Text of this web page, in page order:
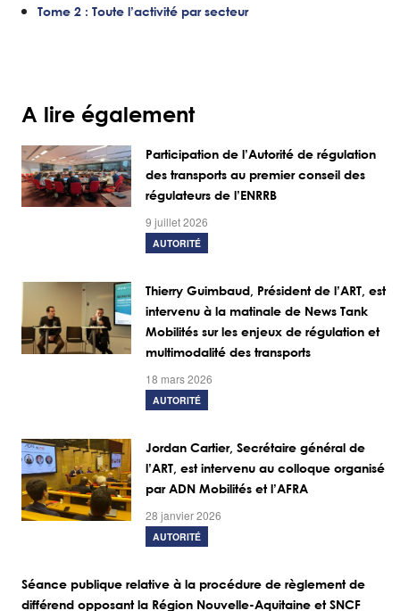
Tome 2 : Toute l’activité par secteur
A lire également
Participation de l’Autorité de régulation
des transports au premier conseil des
régulateurs de l’ENRRB
9 juillet 2026
AUTORITÉ
Thierry Guimbaud, Président de l’ART, est
intervenu à la matinale de News Tank
Mobilités sur les enjeux de régulation et
multimodalité des transports
18 mars 2026
AUTORITÉ
Jordan Cartier, Secrétaire général de
l’ART, est intervenu au colloque organisé
par ADN Mobilités et l’AFRA
28 janvier 2026
AUTORITÉ
Séance publique relative à la procédure de règlement de
différend opposant la Région Nouvelle-Aquitaine et SNCF